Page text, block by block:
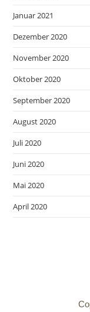
Januar 2021
Dezember 2020
November 2020
Oktober 2020
September 2020
August 2020
Juli 2020
Juni 2020
Mai 2020
April 2020